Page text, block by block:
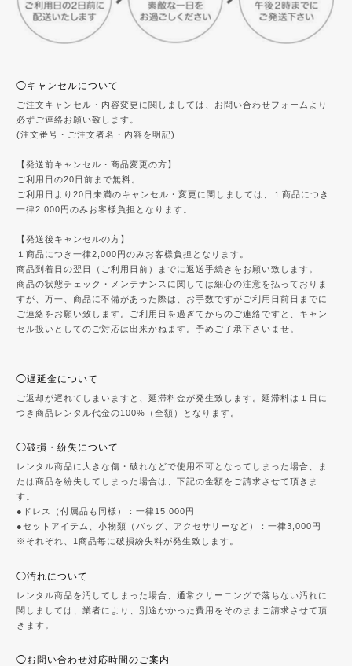
◯キャンセルについて
ご注文キャンセル・内容変更に関しましては、お問い合わせフォームより
必ずご連絡お願い致します。
(注文番号・ご注文者名・内容を明記)
【発送前キャンセル・商品変更の方】
ご利用日の20日前まで無料。
ご利用日より20日未満のキャンセル・変更に関しましては、１商品につき
一律2,000円のみお客様負担となります。
【発送後キャンセルの方】
１商品につき一律2,000円のみお客様負担となります。
商品到着日の翌日（ご利用日前）までに返送手続きをお願い致します。
商品の状態チェック・メンテナンスに関しては細心の注意を払っておりま
すが、万一、商品に不備があった際は、お手数ですがご利用日前日までに
ご連絡をお願い致します。ご利用日を過ぎてからのご連絡ですと、キャン
セル扱いとしてのご対応は出来かねます。予めご了承下さいませ。
◯遅延金について
ご返却が遅れてしまいますと、延滞料金が発生致します。延滞料は１日に
つき商品レンタル代金の100%（全額）となります。
◯破損・紛失について
レンタル商品に大きな傷・破れなどで使用不可となってしまった場合、ま
たは商品を紛失してしまった場合は、下記の金額をご請求させて頂きま
す。
●ドレス（付属品も同様）：一律15,000円
●セットアイテム、小物類（バッグ、アクセサリーなど）：一律3,000円
※それぞれ、1商品毎に破損紛失料が発生致します。
◯汚れについて
レンタル商品を汚してしまった場合、通常クリーニングで落ちない汚れに
関しましては、業者により、別途かかった費用をそのままご請求させて頂
きます。
◯お問い合わせ対応時間のご案内